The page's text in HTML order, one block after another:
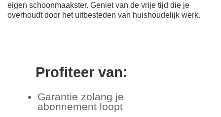
eigen schoonmaakster. Geniet van de vrije tijd die je
overhoudt door het uitbesteden van huishoudelijk werk.
Profiteer van:
Garantie zolang je
abonnement loopt